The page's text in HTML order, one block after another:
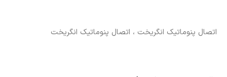
اتصال پنوماتیک انگریخت ، اتصال پنوماتیک انگریخت